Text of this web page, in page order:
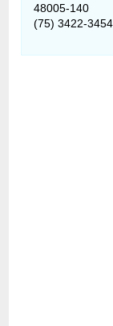
48005-140
(75) 3422-3454